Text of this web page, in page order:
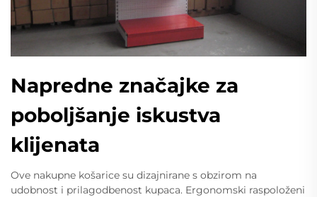
Napredne značajke za
poboljšanje iskustva
klijenata
Ove nakupne košarice su dizajnirane s obzirom na
udobnost i prilagodbenost kupaca. Ergonomski raspoloženi